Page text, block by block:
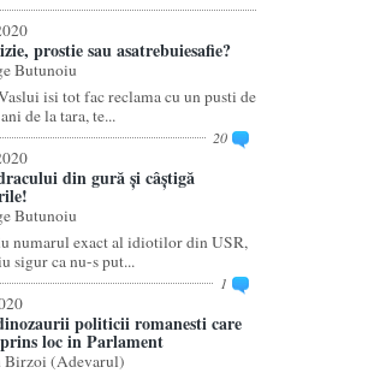
prostie sau asatrebuiesafie?
Butunoiu
isi tot fac reclama cu un pusti de
de la tara, te...
20
din gură și câștigă
Butunoiu
numarul exact al idiotilor din USR,
sigur ca nu-s put...
1
politicii romanesti care
loc in Parlament
Birzoi (Adevarul)